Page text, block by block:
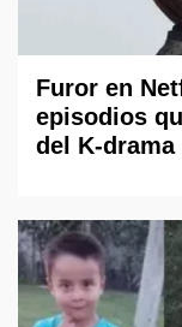
Furor en
episodios
del K-drama